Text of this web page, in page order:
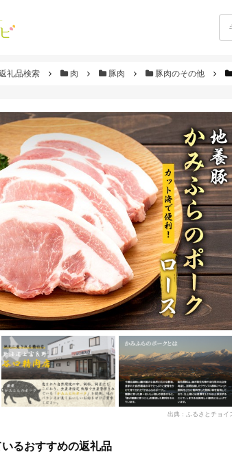
礼品検索 肉 豚肉 豚肉のその他
出典：ふるさとチョイ
るおすすめの返礼品